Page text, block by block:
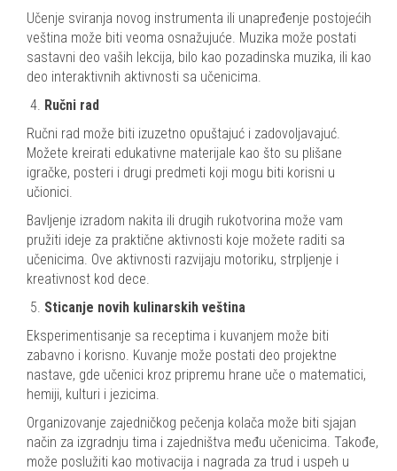
Učenje sviranja novog instrumenta ili unapređenje postojećih
veština može biti veoma osnažujuće. Muzika može postati
sastavni deo vaših lekcija, bilo kao pozadinska muzika, ili kao
deo interaktivnih aktivnosti sa učenicima.
Ručni rad
Ručni rad može biti izuzetno opuštajuć i zadovoljavajuć.
Možete kreirati edukativne materijale kao što su plišane
igračke, posteri i drugi predmeti koji mogu biti korisni u
učionici.
Bavljenje izradom nakita ili drugih rukotvorina može vam
pružiti ideje za praktične aktivnosti koje možete raditi sa
učenicima. Ove aktivnosti razvijaju motoriku, strpljenje i
kreativnost kod dece.
Sticanje novih kulinarskih veština
Eksperimentisanje sa receptima i kuvanjem može biti
zabavno i korisno. Kuvanje može postati deo projektne
nastave, gde učenici kroz pripremu hrane uče o matematici,
hemiji, kulturi i jezicima.
Organizovanje zajedničkog pečenja kolača može biti sjajan
način za izgradnju tima i zajedništva među učenicima. Takođe,
može poslužiti kao motivacija i nagrada za trud i uspeh u